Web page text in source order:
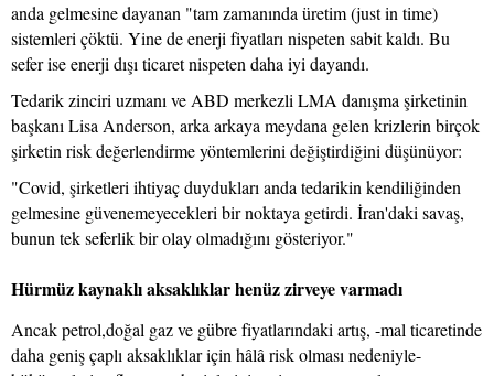
anda gelmesine dayanan "tam zamanında üretim (just in time)
sistemleri çöktü. Yine de enerji fiyatları nispeten sabit kaldı. Bu
sefer ise enerji dışı ticaret nispeten daha iyi dayandı.
Tedarik zinciri uzmanı ve ABD merkezli LMA danışma şirketinin
başkanı Lisa Anderson, arka arkaya meydana gelen krizlerin birçok
şirketin risk değerlendirme yöntemlerini değiştirdiğini düşünüyor:
"Covid, şirketleri ihtiyaç duydukları anda tedarikin kendiliğinden
gelmesine güvenemeyecekleri bir noktaya getirdi. İran'daki savaş,
bunun tek seferlik bir olay olmadığını gösteriyor."
Hürmüz kaynaklı aksaklıklar henüz zirveye varmadı
Ancak petrol,doğal gaz ve gübre fiyatlarındaki artış, -mal ticaretinde
daha geniş çaplı aksaklıklar için hâlâ risk olması nedeniyle-